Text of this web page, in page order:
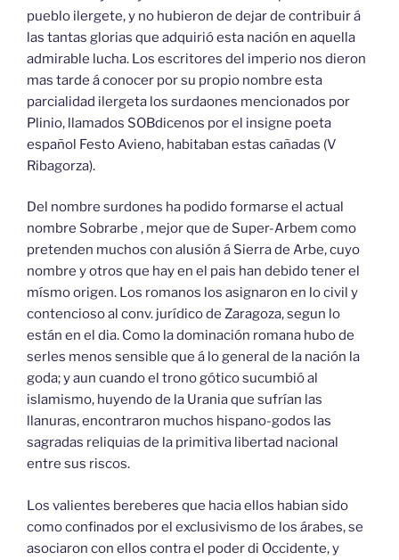
pueblo ilergete, y no hubieron de dejar de contribuir á
las tantas glorias que adquirió esta nación en aquella
admirable lucha. Los escritores del imperio nos dieron
mas tarde á conocer por su propio nombre esta
parcialidad ilergeta los surdaones mencionados por
Plinio, llamados SOBdicenos por el insigne poeta
español Festo Avieno, habitaban estas cañadas (V
Ribagorza).
Del nombre surdones ha podido formarse el actual
nombre Sobrarbe , mejor que de Super-Arbem como
pretenden muchos con alusión á Sierra de Arbe, cuyo
nombre y otros que hay en el pais han debido tener el
mísmo origen. Los romanos los asignaron en lo civil y
contencioso al conv. jurídico de Zaragoza, segun lo
están en el dia. Como la dominación romana hubo de
serles menos sensible que á lo general de la nación la
goda; y aun cuando el trono gótico sucumbió al
islamismo, huyendo de la Urania que sufrían las
llanuras, encontraron muchos hispano-godos las
sagradas reliquias de la primitiva libertad nacional
entre sus riscos.
Los valientes bereberes que hacia ellos habian sido
como confinados por el exclusivismo de los árabes, se
asociaron con ellos contra el poder di Occidente, y